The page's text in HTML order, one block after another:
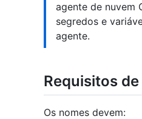
agente de nuvem
segredos e
agente.
Requisitos
Os nomes devem: